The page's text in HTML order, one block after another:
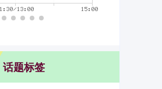
话题标签